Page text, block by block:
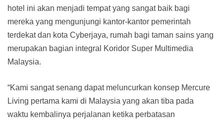
hotel ini akan menjadi tempat yang sangat baik bagi
mereka yang mengunjungi kantor-kantor pemerintah
terdekat dan kota Cyberjaya, rumah bagi taman sains yang
merupakan bagian integral Koridor Super Multimedia
Malaysia.
“Kami sangat senang dapat meluncurkan konsep Mercure
Living pertama kami di Malaysia yang akan tiba pada
waktu kembalinya perjalanan ketika perbatasan